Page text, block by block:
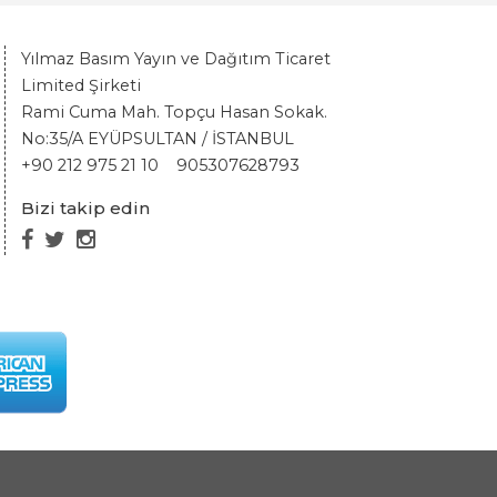
Yılmaz Basım Yayın ve Dağıtım Ticaret
Limited Şirketi
Rami Cuma Mah. Topçu Hasan Sokak.
No:35/A EYÜPSULTAN / İSTANBUL
+90 212 975 21 10
905307628793
Bizi takip edin